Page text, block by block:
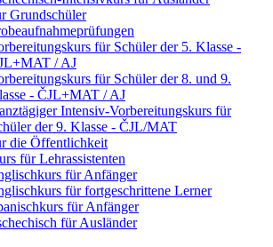
Grundschüler
für Schüler der 5. Klasse -
/ AJ
für Schüler der 8. und 9.
- ČJL+MAT / AJ
Intensiv-Vorbereitungskurs für
der 9. Klasse - ČJL/MAT
die Öffentlichkeit
für Lehrassistenten
für Anfänger
für fortgeschrittene Lerner
für Anfänger
für Ausländer